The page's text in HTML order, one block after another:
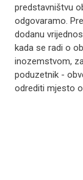
predstavništvu
odgovaramo.
dodanu
kada se radi o
inozemstvom,
poduzetnik -
odrediti mjesto